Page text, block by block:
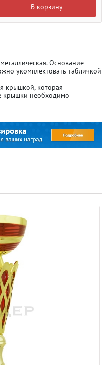
В корзину
Основание
укомплектовать табличкой
крышкой, которая
крышки необходимо